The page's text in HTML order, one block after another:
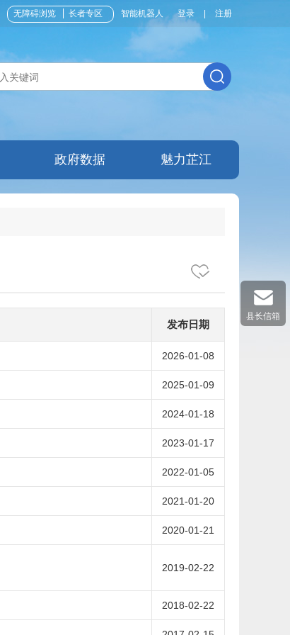
无障碍浏览 长者专区 智能机器人 登录 注册
政府数据 魅力芷江
发布日期
2026-01-08
2025-01-09
2024-01-18
2023-01-17
2022-01-05
2021-01-20
2020-01-21
2019-02-22
2018-02-22
县长信箱